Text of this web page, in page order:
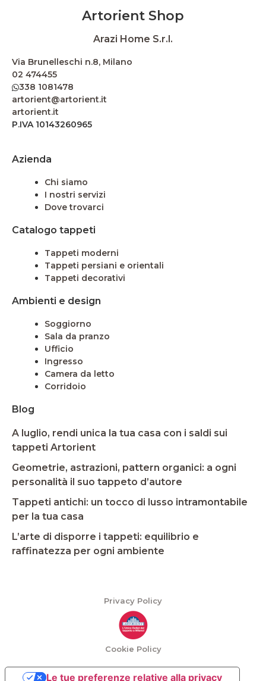
Artorient Shop
Arazi Home S.r.l.
Via Brunelleschi n.8, Milano
02 474455
338 1081478
artorient@artorient.it
artorient.it
P.IVA 10143260965
Azienda
Chi siamo
I nostri servizi
Dove trovarci
Catalogo tappeti
Tappeti moderni
Tappeti persiani e orientali
Tappeti decorativi
Ambienti e design
Soggiorno
Sala da pranzo
Ufficio
Ingresso
Camera da letto
Corridoio
Blog
A luglio, rendi unica la tua casa con i saldi sui
tappeti Artorient
Geometrie, astrazioni, pattern organici: a ogni
personalità il suo tappeto d’autore
Tappeti antichi: un tocco di lusso intramontabile
per la tua casa
L’arte di disporre i tappeti: equilibrio e
raffinatezza per ogni ambiente
Privacy Policy
Cookie Policy
Le tue preferenze relative alla privacy